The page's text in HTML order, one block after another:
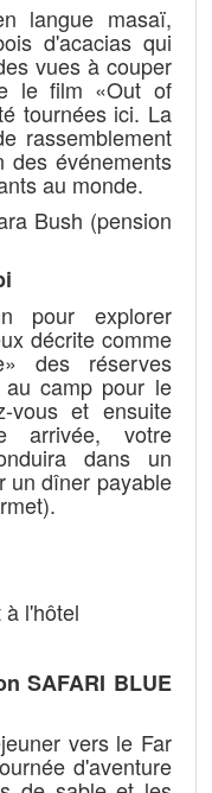
langue masaï,
d'acacias qui
vues à couper
le film «Out of
tournées ici. La
rassemblement
des événements
au monde.
Bush (pension
pour explorer
décrite comme
des réserves
camp pour le
vous et ensuite
arrivée, votre
dans un
un dîner payable
l'hôtel
SAFARI BLUE​
vers le Far
d'aventure